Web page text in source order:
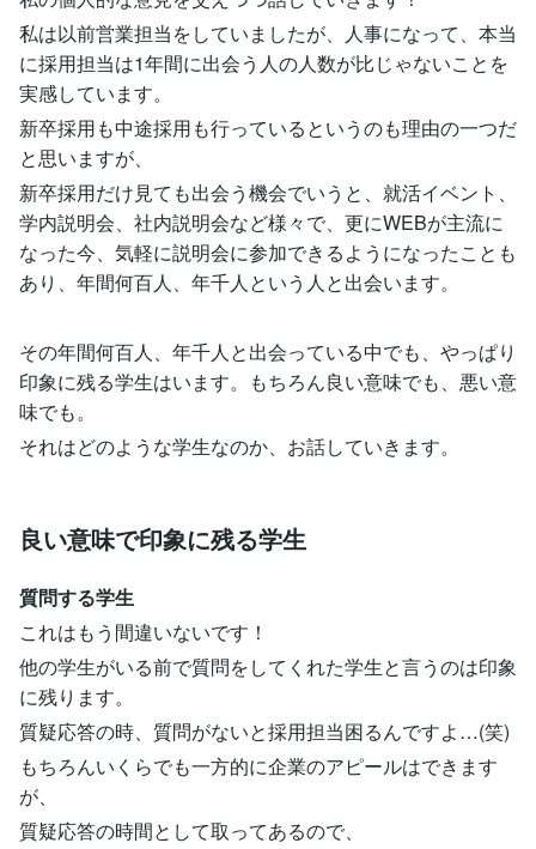
私は以前営業担当をしていましたが、人事になって、本当
に採用担当は1年間に出会う人の人数が比じゃないことを
実感しています。
新卒採用も中途採用も行っているというのも理由の一つだ
と思いますが、
新卒採用だけ見ても出会う機会でいうと、就活イベント、
学内説明会、社内説明会など様々で、更にWEBが主流に
なった今、気軽に説明会に参加できるようになったことも
あり、年間何百人、年千人という人と出会います。
その年間何百人、年千人と出会っている中でも、やっぱり
印象に残る学生はいます。もちろん良い意味でも、悪い意
味でも。
それはどのような学生なのか、お話していきます。
良い意味で印象に残る学生
質問する学生
これはもう間違いないです！
他の学生がいる前で質問をしてくれた学生と言うのは印象
に残ります。
質疑応答の時、質問がないと採用担当困るんですよ…(笑)
もちろんいくらでも一方的に企業のアピールはできます
が、
質疑応答の時間として取ってあるので、